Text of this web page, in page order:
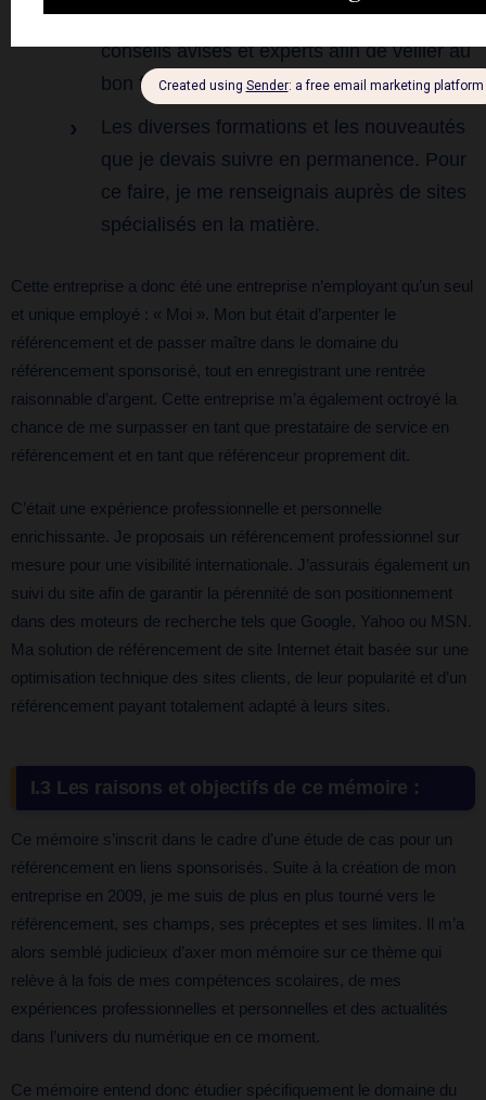
compagne m’ont également gratifié de
conseils avisés et experts afin de veiller au
bon fonctionnement de mon entreprise.
Les diverses formations et les nouveautés
que je devais suivre en permanence. Pour
ce faire, je me renseignais auprès de sites
spécialisés en la matière.
Cette entreprise a donc été une entreprise n’employant qu’un seul
et unique employé : « Moi ». Mon but était d’arpenter le
référencement et de passer maître dans le domaine du
référencement sponsorisé, tout en enregistrant une rentrée
raisonnable d’argent. Cette entreprise m’a également octroyé la
chance de me surpasser en tant que prestataire de service en
référencement et en tant que référenceur proprement dit.
C’était une expérience professionnelle et personnelle
enrichissante. Je proposais un référencement professionnel sur
mesure pour une visibilité internationale. J’assurais également un
suivi du site afin de garantir la pérennité de son positionnement
dans des moteurs de recherche tels que Google, Yahoo ou MSN.
Ma solution de référencement de site Internet était basée sur une
optimisation technique des sites clients, de leur popularité et d’un
référencement payant totalement adapté à leurs sites.
I.3 Les raisons et objectifs de ce mémoire :
Ce mémoire s’inscrit dans le cadre d’une étude de cas pour un
référencement en liens sponsorisés. Suite à la création de mon
entreprise en 2009, je me suis de plus en plus tourné vers le
référencement, ses champs, ses préceptes et ses limites. Il m’a
alors semblé judicieux d’axer mon mémoire sur ce thème qui
relève à la fois de mes compétences scolaires, de mes
expériences professionnelles et personnelles et des actualités
dans l’univers du numérique en ce moment.
Ce mémoire entend donc étudier spécifiquement le domaine du